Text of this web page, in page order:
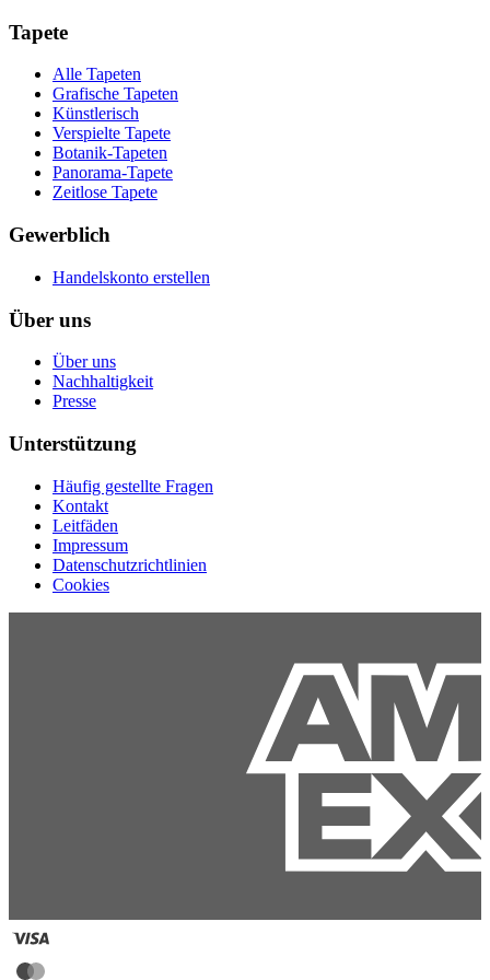
Tapete
Alle Tapeten
Grafische Tapeten
Künstlerisch
Verspielte Tapete
Botanik-Tapeten
Panorama-Tapete
Zeitlose Tapete
Gewerblich
Handelskonto erstellen
Über uns
Über uns
Nachhaltigkeit
Presse
Unterstützung
Häufig gestellte Fragen
Kontakt
Leitfäden
Impressum
Datenschutzrichtlinien
Cookies